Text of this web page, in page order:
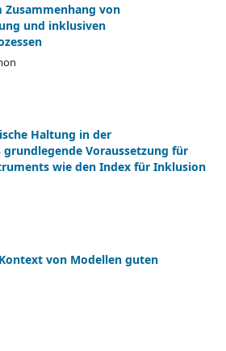
Zusammenhang von
und inklusiven
Haltung in der
Voraussetzung für
wie den Index für Inklusion
von Modellen guten